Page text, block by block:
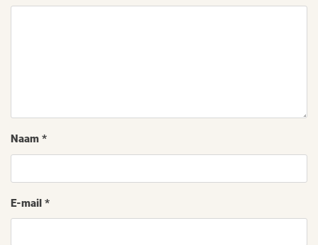
Naam *
E-mail *